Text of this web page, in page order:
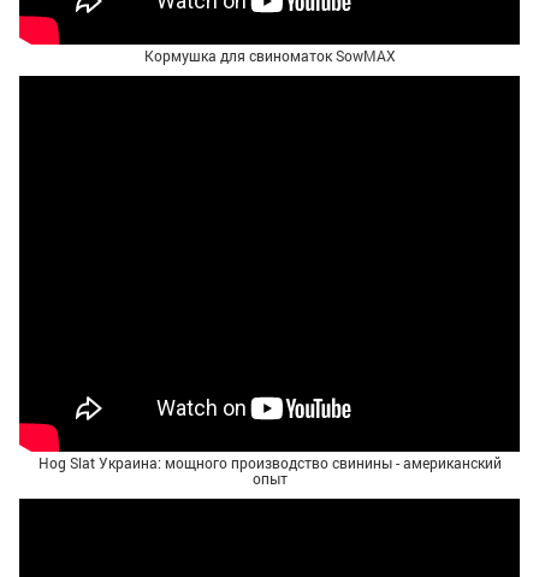
Кормушка для свиноматок SowMAX
Hog Slat Украина: мощного производство свинины - американский
опыт